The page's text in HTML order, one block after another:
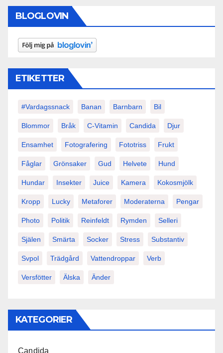
BLOGLOVIN
ETIKETTER
#vardagssnack Banan Barnbarn Bil
Blommor Bråk C-Vitamin Candida Djur
Ensamhet Fotografering Fototriss Frukt
Fåglar Grönsaker Gud Helvete Hund
Hundar Insekter Juice Kamera Kokosmjölk
Kropp Lucky Metaforer Moderaterna Pengar
Photo Politik Reinfeldt Rymden Selleri
Själen Smärta Socker Stress Substantiv
Svpol Trädgård Vattendroppar Verb
Versfötter Älska Änder
KATEGORIER
Candida